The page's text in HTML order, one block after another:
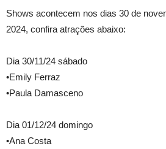
Shows acontecem nos dias 30 de
2024, confira atrações abaixo:
Dia 30/11/24 sábado
•Emily Ferraz
•Paula Damasceno
Dia 01/12/24 domingo
•Ana Costa